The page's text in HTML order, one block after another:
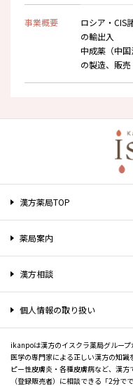
事業概要
ロシア・CIS
の輸出入
中成薬（中
の製造、販売
漢方薬局TOP
薬局案内
漢方相談
個人情報の取り扱い
ikanpoは漢方のイスクラ薬局グルー
医学の専門家による正しい漢方の知
ピー性皮膚炎・各種皮膚病など、漢
（登録販売者）に相談できる「2分